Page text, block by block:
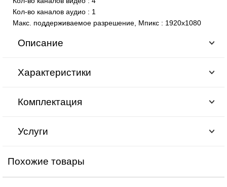
Кол-во каналов аудио : 1
Макс. поддерживаемое разрешение, Мпикс : 1920х1080
Описание
Характеристики
Комплектация
Услуги
Похожие товары